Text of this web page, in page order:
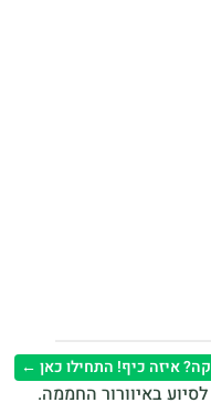
איזה כיף! התחילו כאן ←
באיוורור החממה.